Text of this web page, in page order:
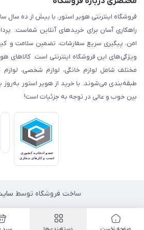
فروشگاه اینترنتی هویر استور، با بیش از ده سال
راهکاری آسان برای خریدهای آنلاین شماست.
امن، پیگیری سریع سفارشات، تضمین سلامت و
ویژگی‌های این فروشگاه اینترنتی است. کالاهای
مختلف شامل لوازم خانگی، لوازم شخصی،
طبقه‌بندی می‌شوند. با خرید از هویر استور به‌روز
بین خوب و عالی در توجه به جزئیات است!
ساخت فروشگاه توسط